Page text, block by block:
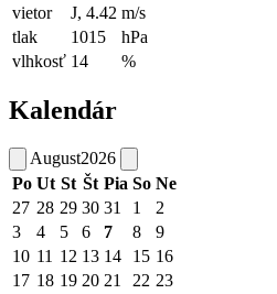
vietor
J, 4.42 m/s
tlak
1015
hPa
vlhkosť 14 %
Kalendár
August2026
Po Ut St Št Pia So Ne
27 28 29 30 31 1
2
3
4 5 6 7 8
9
10 11 12 13 14 15 16
17 18 19 20 21 22 23